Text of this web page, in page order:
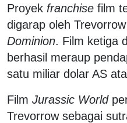
Proyek franchise film
digarap oleh
Dominion. Film ketiga
berhasil meraup
satu miliar dolar AS
Film Jurassic World
Trevorrow sebagai